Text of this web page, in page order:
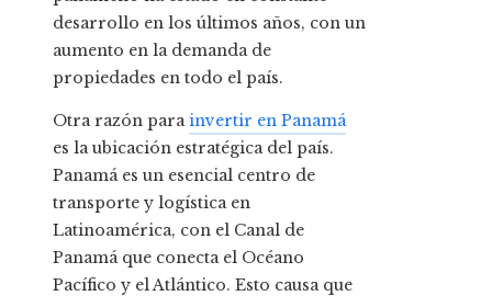
desarrollo en los últimos años, con un
aumento en la demanda de
propiedades en todo el país.
Otra razón parainvertir en Panamá
es la ubicación estratégica del país.
Panamá es un esencial centro de
transporte y logística en
Latinoamérica, con el Canal de
Panamá que conecta el Océano
Pacífico y el Atlántico. Esto causa que